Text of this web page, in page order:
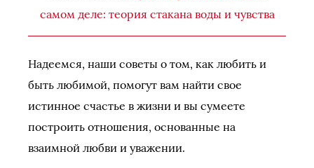
самом деле: теория стакана воды и чувства
Надеемся, наши советы о том, как любить и
быть любимой, помогут вам найти свое
истинное счастье в жизни и вы сумеете
построить отношения, основанные на
взаимной любви и уважении.